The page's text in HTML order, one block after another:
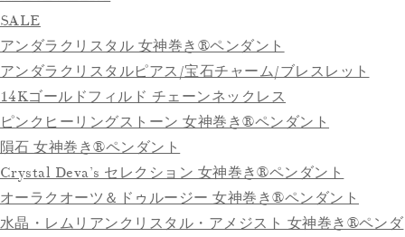
SALE
アンダラクリスタル 女神巻き®ペンダント
アンダラクリスタルピアス/宝石チャーム/ブレスレット
14Kゴールドフィルド チェーンネックレス
ピンクヒーリングストーン 女神巻き®ペンダント
隕石 女神巻き®ペンダント
Crystal Deva’s セレクション 女神巻き®ペンダント
オーラクオーツ＆ドゥルージー 女神巻き®ペンダント
水晶・レムリアンクリスタル・アメジスト 女神巻き®ペンダ